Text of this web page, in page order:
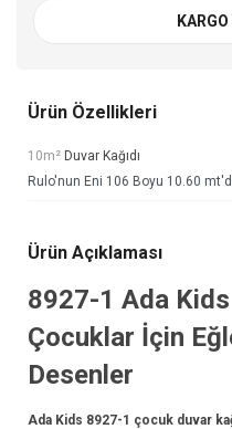
Ürün Özellikleri
10m² Duvar Kağıdı
Rulo'nun Eni 106 Boyu 10.60
Ürün Açıklaması
8927-1 Ada Kids
Çocuklar İçin
Desenler
Ada Kids 8927-1 çocuk duvar